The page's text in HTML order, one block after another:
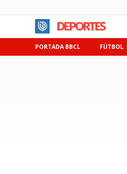
PORTADA BBCL FÚTBOL